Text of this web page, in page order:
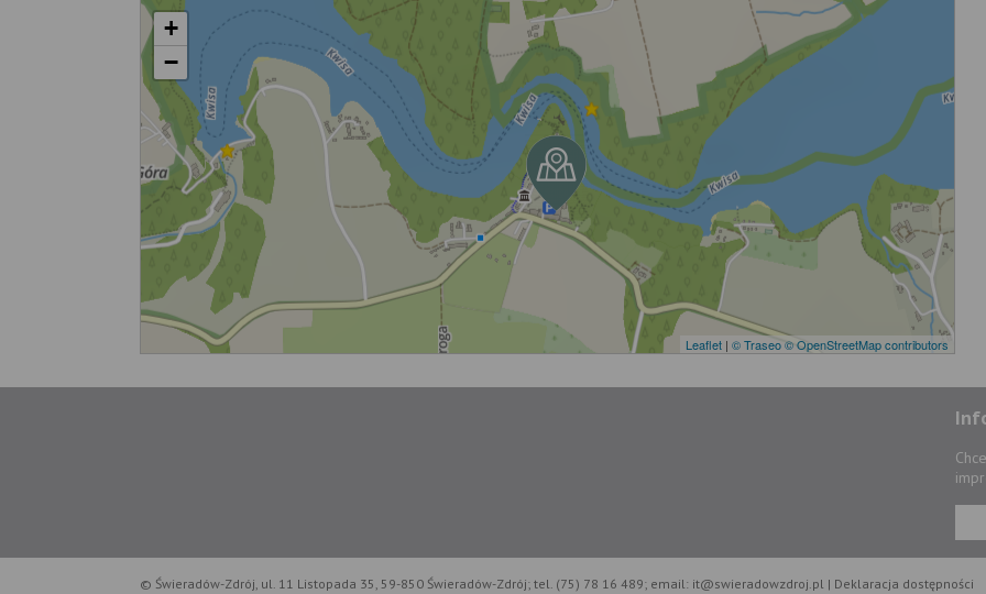
+
−
Leaflet | © Traseo© OpenStreetMap contributors
© Świeradów-Zdrój, ul. 11 Listopada 35, 59-850 Świeradów-Zdrój; tel. (75) 78 16 489; email: it@swieradowzdroj.pl | Deklaracja dostępności